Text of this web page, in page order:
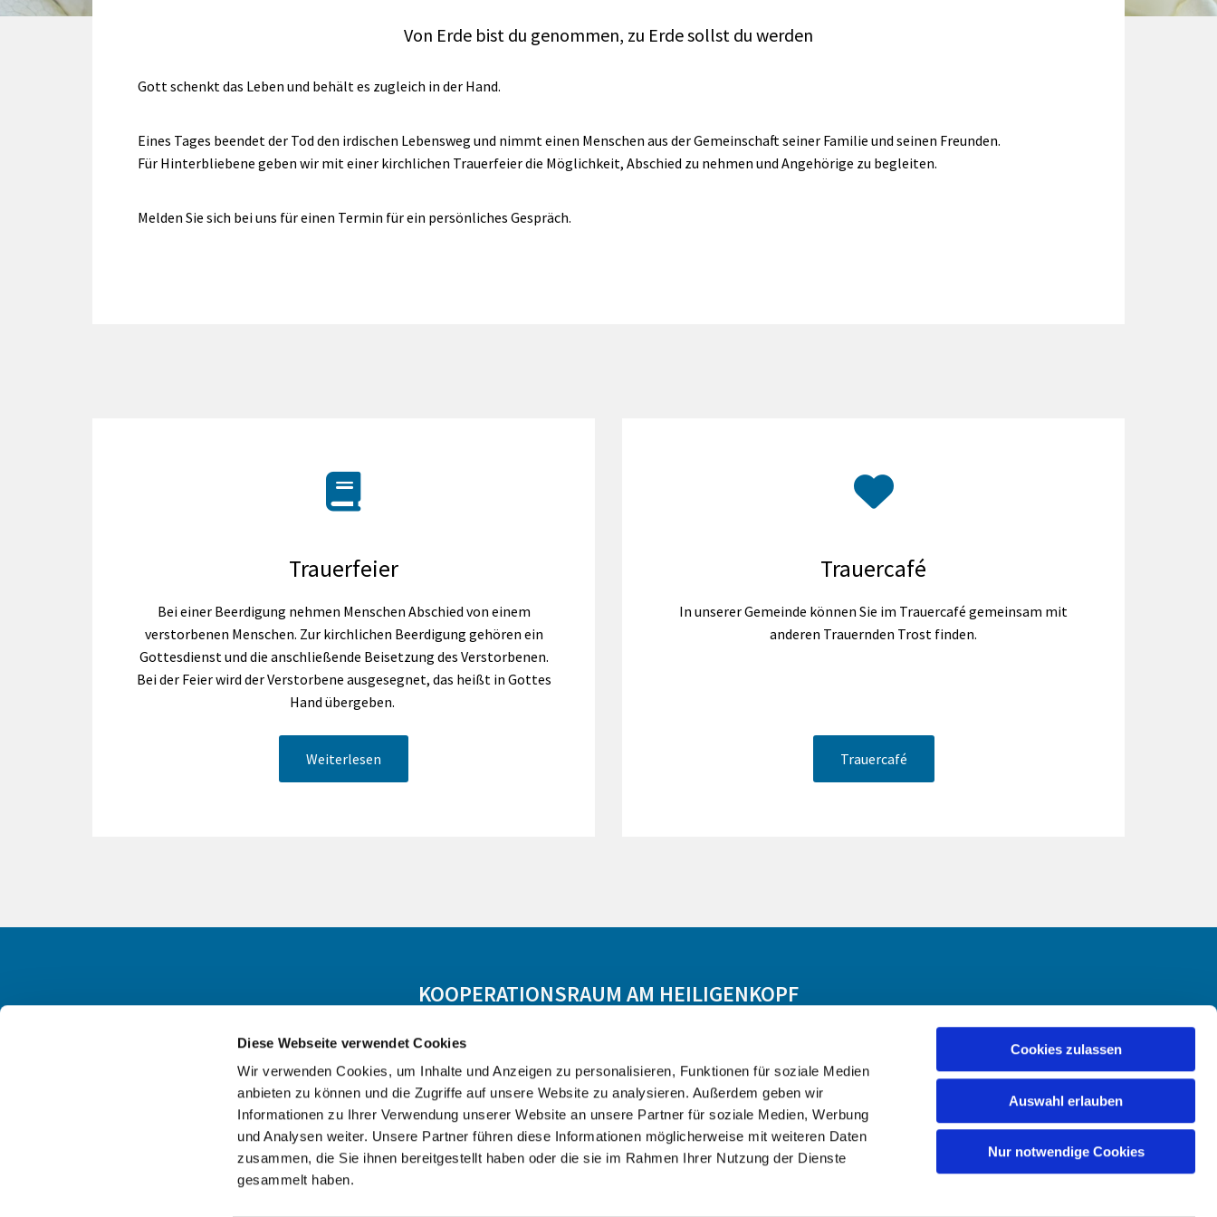
Diese Webseite verwendet Cookies
Wir verwenden Cookies, um Inhalte und Anzeigen zu personalisieren, Funktionen für soziale Medien
anbieten zu können und die Zugriffe auf unsere Website zu analysieren. Außerdem geben wir
Informationen zu Ihrer Verwendung unserer Website an unsere Partner für soziale Medien, Werbung
und Analysen weiter. Unsere Partner führen diese Informationen möglicherweise mit weiteren Daten
zusammen, die Sie ihnen bereitgestellt haben oder die sie im Rahmen Ihrer Nutzung der Dienste
gesammelt haben.
Cookies zulassen
Auswahl erlauben
Nur notwendige Cookies
Von Erde bist du genommen, zu Erde sollst du werden
Gott schenkt das Leben und behält es zugleich in der Hand.
Eines Tages beendet der Tod den irdischen Lebensweg und nimmt einen Menschen aus der Gemeinschaft seiner Familie und seinen Freunden.
Für Hinterbliebene geben wir mit einer kirchlichen Trauerfeier die Möglichkeit, Abschied zu nehmen und Angehörige zu begleiten.
Melden Sie sich bei uns für einen Termin für ein persönliches Gespräch.
Trauerfeier
Bei einer Beerdigung nehmen Menschen Abschied von einem
verstorbenen Menschen. Zur kirchlichen Beerdigung gehören ein
Gottesdienst und die anschließende Beisetzung des Verstorbenen.
Bei der Feier wird der Verstorbene ausgesegnet, das heißt in Gottes
Hand übergeben.
Weiterlesen
Trauercafé
In unserer Gemeinde können Sie im Trauercafé gemeinsam mit
anderen Trauernden Trost finden.
Trauercafé
KOOPERATIONSRAUM AM HEILIGENKOPF
Ev. KG Hasselroth